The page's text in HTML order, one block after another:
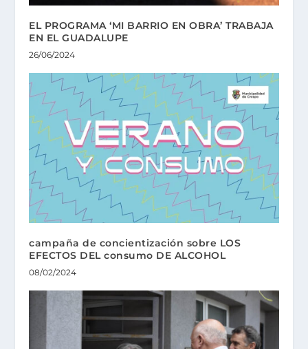
EL PROGRAMA ‘MI BARRIO EN OBRA’ TRABAJA
EN EL GUADALUPE
26/06/2024
campaña de concientización sobre LOS
EFECTOS DEL consumo DE ALCOHOL
08/02/2024